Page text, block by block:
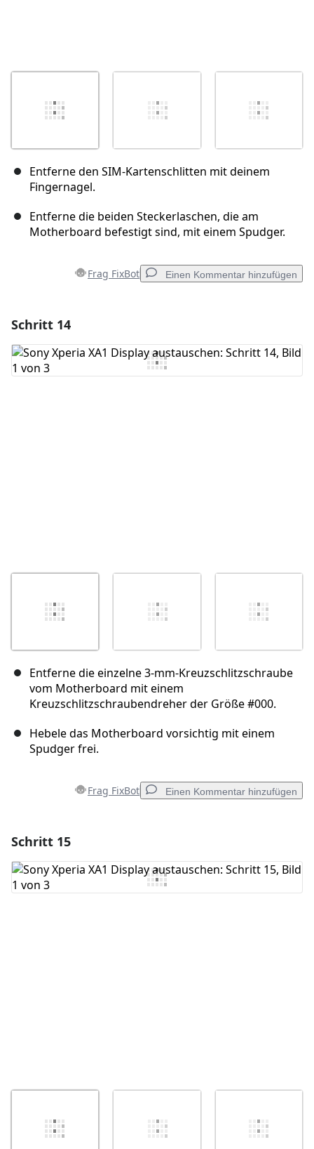
Entferne den SIM-Kartenschlitten mit deinem
Fingernagel.
Entferne die beiden Steckerlaschen, die am
Motherboard befestigt sind, mit einem Spudger.
Frag FixBot Einen Kommentar hinzufügen
Kommentar hinzufügen
Schritt 14
Entferne die einzelne 3-mm-Kreuzschlitzschraube
vom Motherboard mit einem
Kreuzschlitzschraubendreher der Größe #000.
Hebele das Motherboard vorsichtig mit einem
Spudger frei.
Frag FixBot Einen Kommentar hinzufügen
Kommentar hinzufügen
Schritt 15